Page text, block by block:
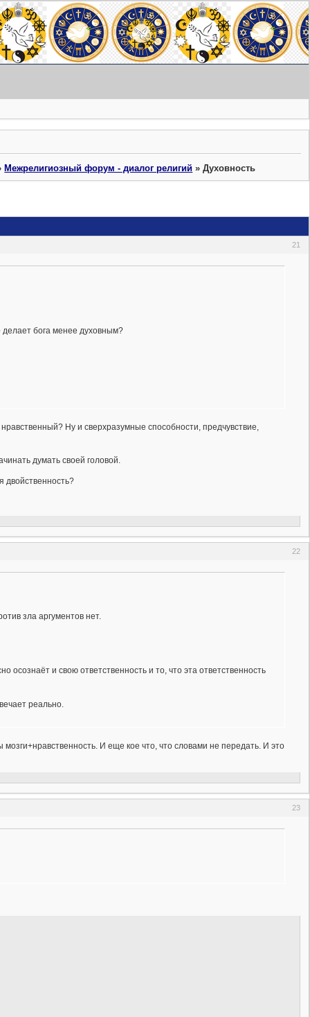
Межрелигиозный форум - диалог религий »Духовность
21
делает бога менее духовным?
Ну и сверхразумные способности, предчувствие,
думать своей головой.
двойственность?
22
зла аргументов нет.
осознаёт и свою ответственность и то, что эта ответственность
реально.
И еще кое что, что словами не передать. И это
23